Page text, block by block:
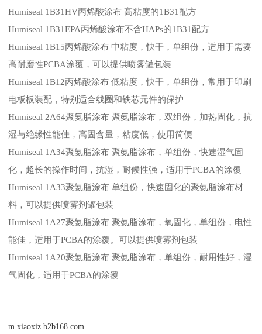
Humiseal 1B31HV丙烯酸涂布 高粘度的1B31配方
Humiseal 1B31EPA丙烯酸涂布不含HAPs的1B31配方
Humiseal 1B15丙烯酸涂布 中粘度，快干，单组份，适用于需要
高耐磨性PCBA涂覆，可以提供喷雾罐包装
Humiseal 1B12丙烯酸涂布 低粘度，快干，单组份，常用于印刷
电板板装配，特别适合线圈和铁芯元件的保护
Humiseal 2A64聚氨脂涂布 聚氨脂涂布，双组份，加热固化，抗
湿与绝缘性能佳，高固含量，粘度低，使用简便
Humiseal 1A34聚氨脂涂布 聚氨脂涂布，单组份，快速湿气固
化，超长的操作时间，抗湿，耐候性强，适用于PCBA的涂覆
Humiseal 1A33聚氨脂涂布 单组份，快速固化的聚氨脂涂布材
料，可以提供喷雾剂罐包装
Humiseal 1A27聚氨脂涂布 聚氨脂涂布，氧固化，单组份，电性
能佳，适用于PCBA的涂覆。可以提供喷雾剂包装
Humiseal 1A20聚氨脂涂布 聚氨脂涂布，单组份，耐用性好，湿
气固化，适用于PCBA的涂覆
m.xiaoxiz.b2b168.com